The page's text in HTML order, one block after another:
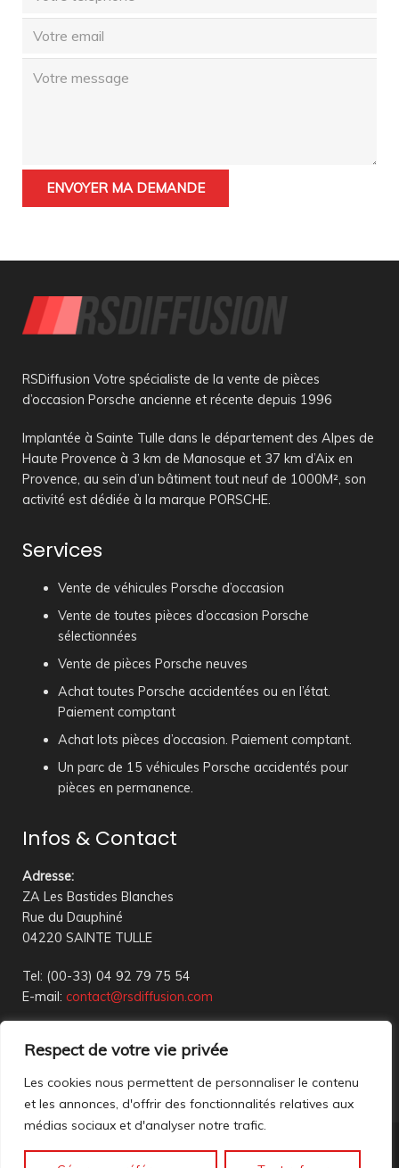
Respect de votre vie privée
Les cookies nous permettent de personnaliser le contenu
et les annonces, d'offrir des fonctionnalités relatives aux
médias sociaux et d'analyser notre trafic.
RSDiffusion Votre spécialiste de la vente de pièces
d’occasion Porsche ancienne et récente depuis 1996
Implantée à Sainte Tulle dans le département des Alpes de
Haute Provence à 3 km de Manosque et 37 km d’Aix en
Provence, au sein d’un bâtiment tout neuf de 1000M², son
activité est dédiée à la marque PORSCHE.
Services
Vente de véhicules Porsche d’occasion
Vente de toutes pièces d’occasion Porsche
sélectionnées
Vente de pièces Porsche neuves
Achat toutes Porsche accidentées ou en l’état.
Paiement comptant
Achat lots pièces d’occasion. Paiement comptant.
Un parc de 15 véhicules Porsche accidentés pour
pièces en permanence.
Infos & Contact
Adresse:
ZA Les Bastides Blanches
Rue du Dauphiné
04220 SAINTE TULLE
Tel: (00-33) 04 92 79 75 54
E-mail: contact@rsdiffusion.com
18h00
Réception en magasin sur rendez-vous uniquement
Nous contacter